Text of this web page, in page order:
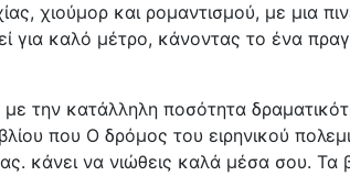
χιούμορ και ρομαντισμού, με μια
για καλό μέτρο, κάνοντας το ένα
την κατάλληλη ποσότητα
που Ο δρόμος του ειρηνικού
κάνει να νιώθεις καλά μέσα σου. Τα